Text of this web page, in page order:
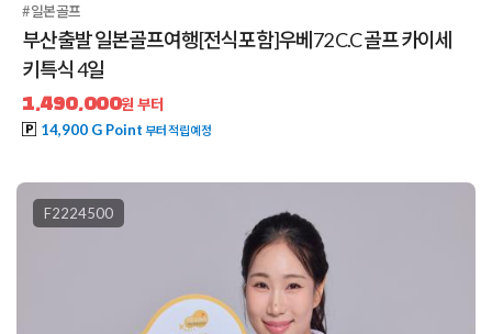
#일본골프
부산출발 일본골프여행[전식포함]우베72 C.C 골프 카이세
키특식 4일
1,490,000원 부터
14,900 G Point 부터 적립예정
F2224500